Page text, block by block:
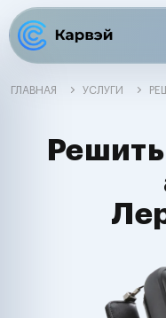
ГЛАВНАЯ УСЛУГИ